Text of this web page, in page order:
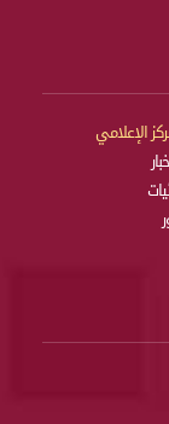
الإعلامي